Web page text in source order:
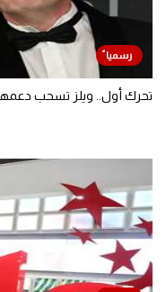
تحرك أول.. ويلز تسحب دعمها